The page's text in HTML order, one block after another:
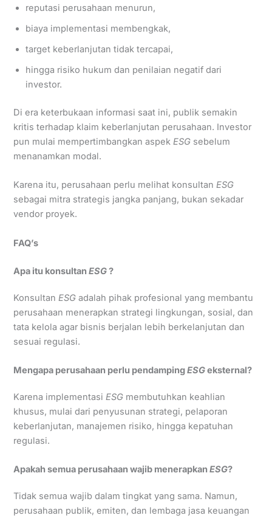
reputasi perusahaan menurun,
biaya implementasi membengkak,
target keberlanjutan tidak tercapai,
hingga risiko hukum dan penilaian negatif dari
investor.
Di era keterbukaan informasi saat ini, publik semakin
kritis terhadap klaim keberlanjutan perusahaan. Investor
pun mulai mempertimbangkan aspekESG sebelum
menanamkan modal.
Karena itu, perusahaan perlu melihat konsultanESG
sebagai mitra strategis jangka panjang, bukan sekadar
vendor proyek.
FAQ’s
Apa itu konsultanESG?
Konsultan ESG adalah pihak profesional yang membantu
perusahaan menerapkan strategi lingkungan, sosial, dan
tata kelola agar bisnis berjalan lebih berkelanjutan dan
sesuai regulasi.
Mengapa perusahaan perlu pendampingESGeksternal?
Karena implementasiESG membutuhkan keahlian
khusus, mulai dari penyusunan strategi, pelaporan
keberlanjutan, manajemen risiko, hingga kepatuhan
regulasi.
Apakah semua perusahaan wajib menerapkanESG?
Tidak semua wajib dalam tingkat yang sama. Namun,
perusahaan publik, emiten, dan lembaga jasa keuangan